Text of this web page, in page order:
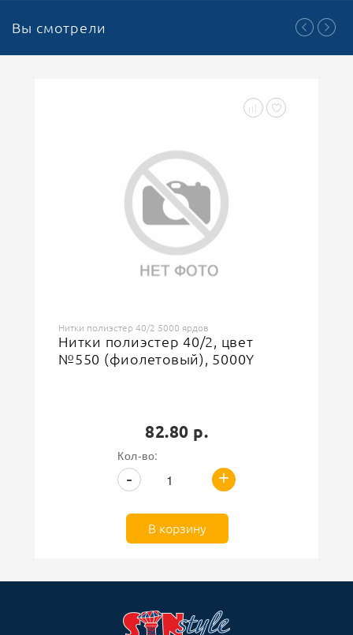
Вы смотрели
Нитки полиэстер 40/2 5000 ярдов
Нитки полиэстер 40/2, цвет
№550 (фиолетовый), 5000Y
82.80 р.
Кол-во:
+
-
В корзину